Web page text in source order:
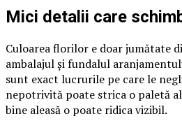
Mici detalii care
Culoarea florilor e doar jumătate
ambalajul și fundalul
sunt exact lucrurile pe care le
nepotrivită poate strica o paletă
bine aleasă o poate ridica vizibil.